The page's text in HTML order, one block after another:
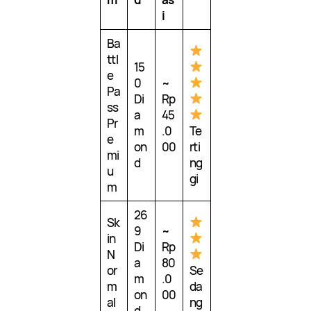
i
Ba
ttl
e
Pa
ss
Pr
e
mi
u
m
15
0
Di
a
m
on
d
~
Rp
45
.0
00
Te
rti
ng
gi
Sk
in
N
or
m
al
26
9
Di
a
m
on
~
Rp
80
.0
00
Se
da
ng